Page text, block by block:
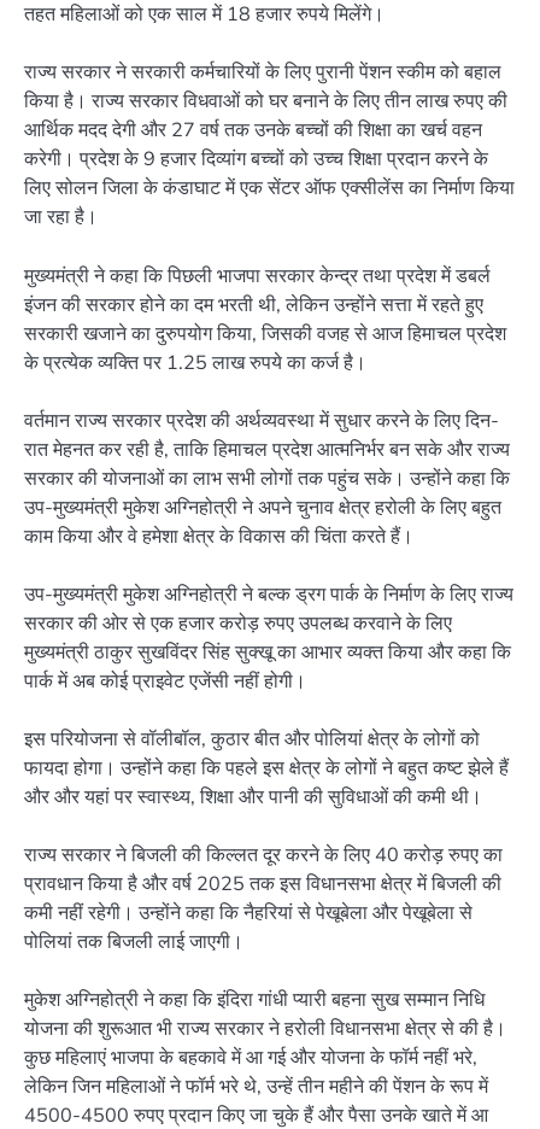
तहत महिलाओं को एक साल में 18 हजार रुपये मिलेंगे।
राज्य सरकार ने सरकारी कर्मचारियों के लिए पुरानी पेंशन स्कीम को बहाल
किया है। राज्य सरकार विधवाओं को घर बनाने के लिए तीन लाख रुपए की
आर्थिक मदद देगी और 27 वर्ष तक उनके बच्चों की शिक्षा का खर्च वहन
करेगी। प्रदेश के 9 हजार दिव्यांग बच्चों को उच्च शिक्षा प्रदान करने के
लिए सोलन जिला के कंडाघाट में एक सेंटर ऑफ एक्सीलेंस का निर्माण किया
जा रहा है।
मुख्यमंत्री ने कहा कि पिछली भाजपा सरकार केन्द्र तथा प्रदेश में डबर्ल
इंजन की सरकार होने का दम भरती थी, लेकिन उन्होंने सत्ता में रहते हुए
सरकारी खजाने का दुरुपयोग किया, जिसकी वजह से आज हिमाचल प्रदेश
के प्रत्येक व्यक्ति पर 1.25 लाख रुपये का कर्ज है।
वर्तमान राज्य सरकार प्रदेश की अर्थव्यवस्था में सुधार करने के लिए दिन-
रात मेहनत कर रही है, ताकि हिमाचल प्रदेश आत्मनिर्भर बन सके और राज्य
सरकार की योजनाओं का लाभ सभी लोगों तक पहुंच सके। उन्होंने कहा कि
उप-मुख्यमंत्री मुकेश अग्निहोत्री ने अपने चुनाव क्षेत्र हरोली के लिए बहुत
काम किया और वे हमेशा क्षेत्र के विकास की चिंता करते हैं।
उप-मुख्यमंत्री मुकेश अग्निहोत्री ने बल्क ड्रग पार्क के निर्माण के लिए राज्य
सरकार की ओर से एक हजार करोड़ रुपए उपलब्ध करवाने के लिए
मुख्यमंत्री ठाकुर सुखविंदर सिंह सुक्खू का आभार व्यक्त किया और कहा कि
पार्क में अब कोई प्राइवेट एजेंसी नहीं होगी।
इस परियोजना से वॉलीबॉल, कुठार बीत और पोलियां क्षेत्र के लोगों को
फायदा होगा। उन्होंने कहा कि पहले इस क्षेत्र के लोगों ने बहुत कष्ट झेले हैं
और और यहां पर स्वास्थ्य, शिक्षा और पानी की सुविधाओं की कमी थी।
राज्य सरकार ने बिजली की किल्लत दूर करने के लिए 40 करोड़ रुपए का
प्रावधान किया है और वर्ष 2025 तक इस विधानसभा क्षेत्र में बिजली की
कमी नहीं रहेगी। उन्होंने कहा कि नैहरियां से पेखूबेला और पेखूबेला से
पोलियां तक बिजली लाई जाएगी।
मुकेश अग्निहोत्री ने कहा कि इंदिरा गांधी प्यारी बहना सुख सम्मान निधि
योजना की शुरूआत भी राज्य सरकार ने हरोली विधानसभा क्षेत्र से की है।
कुछ महिलाएं भाजपा के बहकावे में आ गई और योजना के फॉर्म नहीं भरे,
लेकिन जिन महिलाओं ने फॉर्म भरे थे, उन्हें तीन महीने की पेंशन के रूप में
4500-4500 रुपए प्रदान किए जा चुके हैं और पैसा उनके खाते में आ